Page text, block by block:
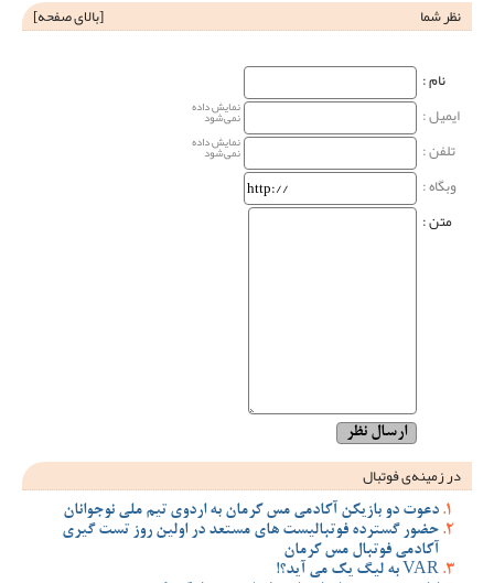
نظر شما
[بالای صفحه]
نام‌ :
ایمیل :
نمایش داده
نمی‌شود
تلفن : نمایش داده
نمی‌شود
وبگاه‌ :
متن :
در زمینه‌ی فوتبال
دعوت دو بازیکن آکادمی مس کرمان به اردوی تیم ملی نوجوانان
حضور گسترده فوتبالیست های مستعد در اولین روز تست گیری
آکادمی فوتبال مس کرمان
VAR به لیگ یک می آید؟!